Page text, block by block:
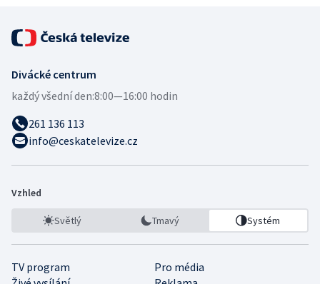
Divácké centrum
každý všední den:8:00—16:00 hodin
261 136 113
info@ceskatelevize.cz
Vzhled
Světlý Tmavý Systém
TV program
Pro média